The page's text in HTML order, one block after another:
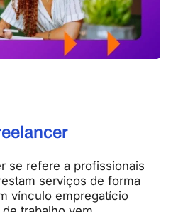
se refere a profissionais
serviços de forma
vínculo empregatício